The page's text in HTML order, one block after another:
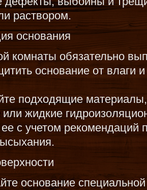
раствором.
основания
комнаты обязательно
основание от влаги
подходящие
жидкие
с учетом рекомендаций
основание